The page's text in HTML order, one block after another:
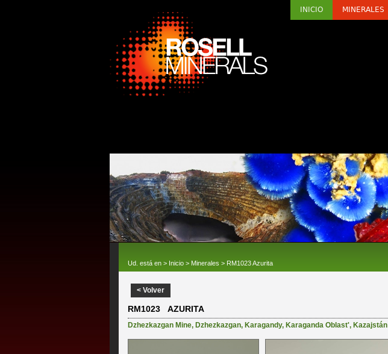
INICIO MINERALES
Ud. está en > Inicio > Minerales > RM1023 Azurita
< Volver
RM1023 AZURITA
Dzhezkazgan Mine, Dzhezkazgan, Karagandy, Karaganda Oblast', Kazajstán